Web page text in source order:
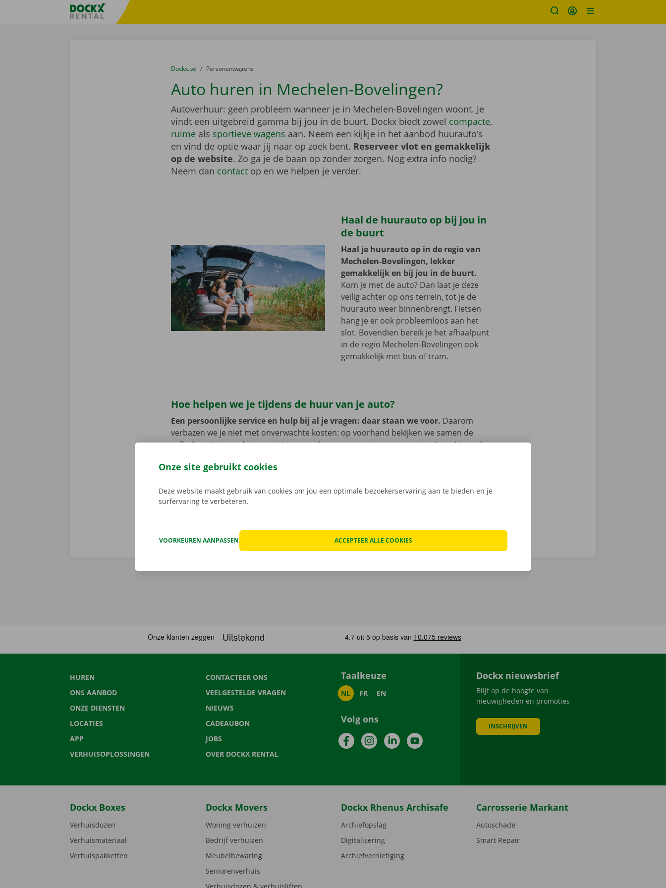
Taalselectie overslaanFratello DEMO
U bevindt zich hier:
van
Dockx.be naar
Personenwagens
Auto huren in Mechelen-Bovelingen?
Autoverhuur: geen probleem wanneer je in Mechelen-Bovelingen woont. Je
vindt een uitgebreid gamma bij jou in de buurt. Dockx biedt zowel compacte,
ruimeals sportieve wagens aan. Neem een kijkje in het aanbod huurauto’s
en vind de optie waar jij naar op zoek bent. Reserveer vlot en gemakkelijk
op de website. Zo ga je de baan op zonder zorgen. Nog extra info nodig?
Neem dan contactop en we helpen je verder.
Haal de huurauto op bij jou in
de buurt
Haal je huurauto op in de regio van
Mechelen-Bovelingen, lekker
gemakkelijk en bij jou in de buurt.
Kom je met de auto? Dan laat je deze
veilig achter op ons terrein, tot je de
huurauto weer binnenbrengt. Fietsen
hang je er ook probleemloos aan het
slot. Bovendien bereik je het afhaalpunt
in de regio Mechelen-Bovelingen ook
gemakkelijk met bus of tram.
Hoe helpen we je tijdens de huur van je auto?
Een persoonlijke service en hulp bij al je vragen: daar staan we voor. Daarom
verbazen we je niet met onverwachte kosten: op voorhand bekijken we samen de
volledige staat van het voertuig en overlopen we onze transparante prijzen. Hoewel we
vertoont. In dat geval staat er 24/7 assistentie en pechverhelping voor je klaar: in heel
HUREN
ONS AANBOD
ONZE DIENSTEN
LOCATIES
APP
VERHUISOPLOSSINGEN
CONTACTEER ONS
VEELGESTELDE VRAGEN
NIEUWS
CADEAUBON
JOBS
OVER DOCKX RENTAL
Taalkeuze
NL FR EN
Volg ons
FacebookInstagramLinkedInYouTube
Dockx nieuwsbrief
Blijf op de hoogte van
nieuwigheden en promoties
INSCHRIJVEN
Dockx Boxes
Verhuisdozen
Verhuismateriaal
Verhuispakketten
Dockx Movers
Woning verhuizen
Bedrijf verhuizen
Meubelbewaring
Seniorenverhuis
Dockx Rhenus Archisafe
Archiefopslag
Digitalisering
Archiefvernietiging
Carrosserie Markant
Autoschade
Smart Repair
Onze site gebruikt cookies
Deze website maakt gebruik van cookies om jou een optimale bezoekerservaring aan te bieden en je
surfervaring te verbeteren.
VOORKEUREN AANPASSEN ACCEPTEER ALLE COOKIES